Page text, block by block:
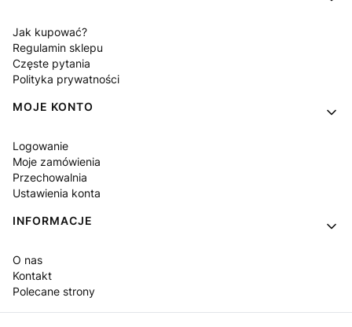
Jak kupować?
Regulamin sklepu
Częste pytania
Polityka prywatności
MOJE KONTO
Logowanie
Moje zamówienia
Przechowalnia
Ustawienia konta
INFORMACJE
O nas
Kontakt
Polecane strony